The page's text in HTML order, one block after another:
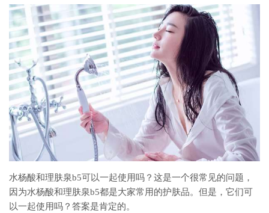
水杨酸和理肤泉b5可以一起使用吗？这是一个很常见的问题，
因为水杨酸和理肤泉b5都是大家常用的护肤品。但是，它们可
以一起使用吗？答案是肯定的。